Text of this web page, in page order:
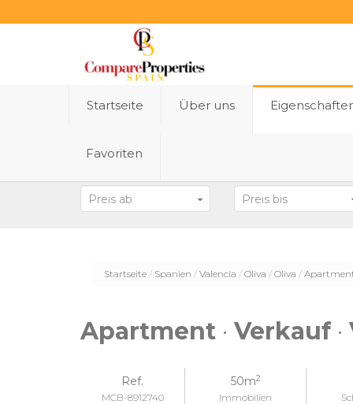
Startseite Über uns
Favoriten
Bundesland
Preis ab Preis bis
Startseite Spanien Valencia Oliva Oliva
Apartment · Verkauf·
Ref.
MCB-8912740
50m2
Immobilien